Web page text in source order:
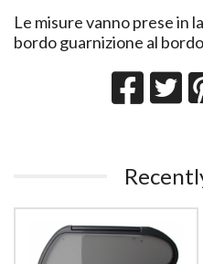
Le misure vanno prese in
bordo guarnizione al